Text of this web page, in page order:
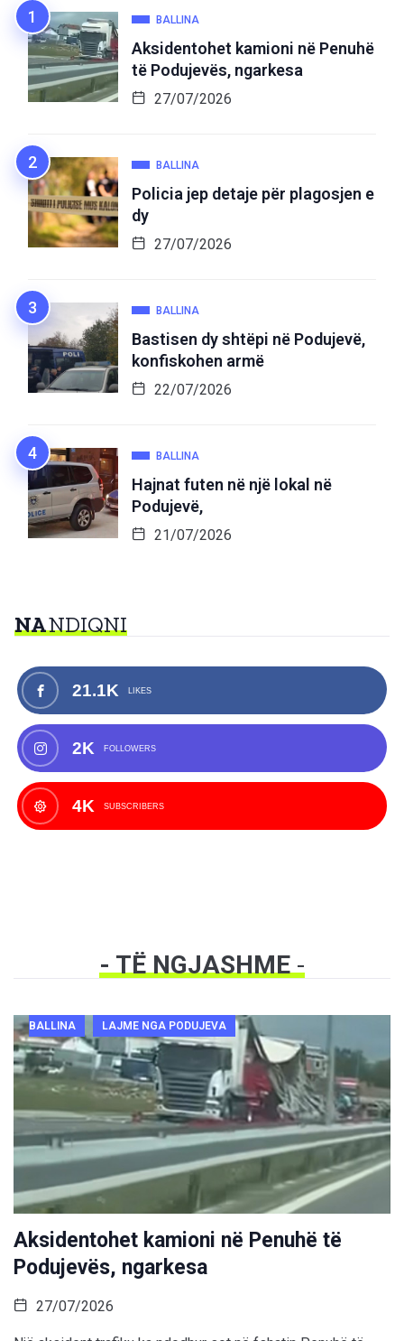
BALLINA
Aksidentohet kamioni në Penuhë
të Podujevës, ngarkesa
27/07/2026
BALLINA
Policia jep detaje për plagosjen e
dy
27/07/2026
BALLINA
Bastisen dy shtëpi në Podujevë,
konfiskohen armë
22/07/2026
BALLINA
Hajnat futen në një lokal në
Podujevë,
21/07/2026
NANDIQNI
21.1K LIKES
2K FOLLOWERS
4K SUBSCRIBERS
- TË NGJASHME-
BALLINA LAJME NGA PODUJEVA
Aksidentohet kamioni në Penuhë të
Podujevës, ngarkesa
27/07/2026